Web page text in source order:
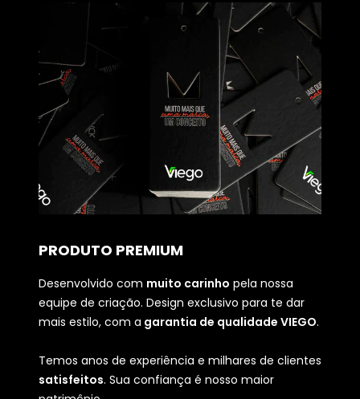
PRODUTO PREMIUM
Desenvolvido com muito carinho pela nossa
equipe de criação. Design exclusivo para te dar
mais estilo, com a garantia de qualidade VIEGO.
Temos anos de experiência e milhares de clientes
satisfeitos. Sua confiança é nosso maior